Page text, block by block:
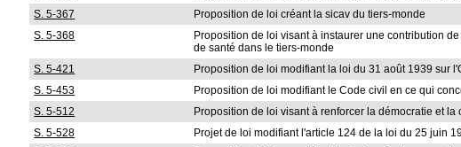
S. 5-367
Proposition de loi créant la sicav du tiers-monde
S. 5-368
Proposition de loi visant à instaurer une contribution
de santé dans le tiers-monde
S. 5-421 Proposition de loi modifiant la loi du 31 août 1939 sur
S. 5-453
Proposition de loi modifiant le Code civil en ce qui
S. 5-512
Proposition de loi visant à renforcer la démocratie et
S. 5-528
Projet de loi modifiant l'article 124 de la loi du 25 juin